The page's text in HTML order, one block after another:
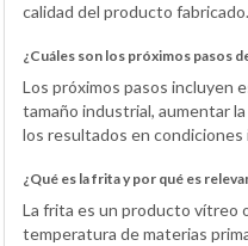
calidad del producto fabricado.
¿Cuáles son los próximos pasos
Los próximos pasos incluyen
tamaño industrial, aumentar
los resultados en
¿Qué es la frita y por qué es
La frita es un producto vítreo
temperatura de materias